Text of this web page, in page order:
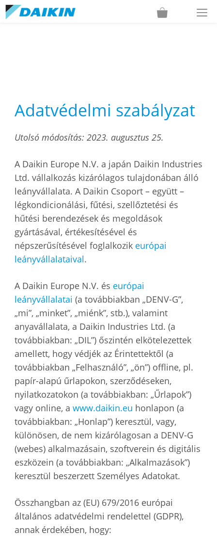
Kilépés
Adatvédelmi szabályzat
Utolsó módosítás: 2023. augusztus 25.
A Daikin Europe N.V. a japán Daikin Industries
Ltd. vállalkozás kizárólagos tulajdonában álló
leányvállalata. A Daikin Csoport – együtt –
légkondicionálási, fűtési, szellőztetési és
hűtési berendezések és megoldások
gyártásával, értékesítésével és
népszerűsítésével foglalkozik európai
leányvállalataival.
A Daikin Europe N.V. és európai
leányvállalatai (a továbbiakban „DENV-G”,
„mi”, „minket”, „miénk”, stb.), valamint
anyavállalata, a Daikin Industries Ltd. (a
továbbiakban: „DIL”) őszintén elkötelezettek
amellett, hogy védjék az Érintettektől (a
továbbiakban „Felhasználó”, „ön”) offline, pl.
papír-alapú űrlapokon, szerződéseken,
nyilatkozatokon (a továbbiakban: „Űrlapok”)
vagy online, a www.daikin.eu honlapon (a
továbbiakban: „Honlap”) keresztül, vagy,
különösen, de nem kizárólagosan a DENV-G
(webes) alkalmazásain, szoftverein és digitális
eszközein (a továbbiakban: „Alkalmazások”)
keresztül beszerzett Személyes Adatokat.
Összhangban az (EU) 679/2016 európai
általános adatvédelmi rendelettel (GDPR),
annak érdekében, hogy: